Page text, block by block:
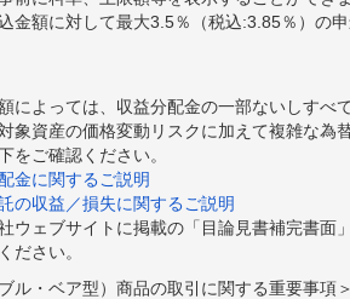
金額に対して最大3.5％（税込:3.85％）の
によっては、収益分配金の一部ないしす
象資産の価格変動リスクに加えて複雑な
をご確認ください。
金に関するご説明
の収益／損失に関するご説明
ウェブサイトに掲載の「目論見書補完書
ださい。
ル・ベア型）商品の取引に関する重要事項